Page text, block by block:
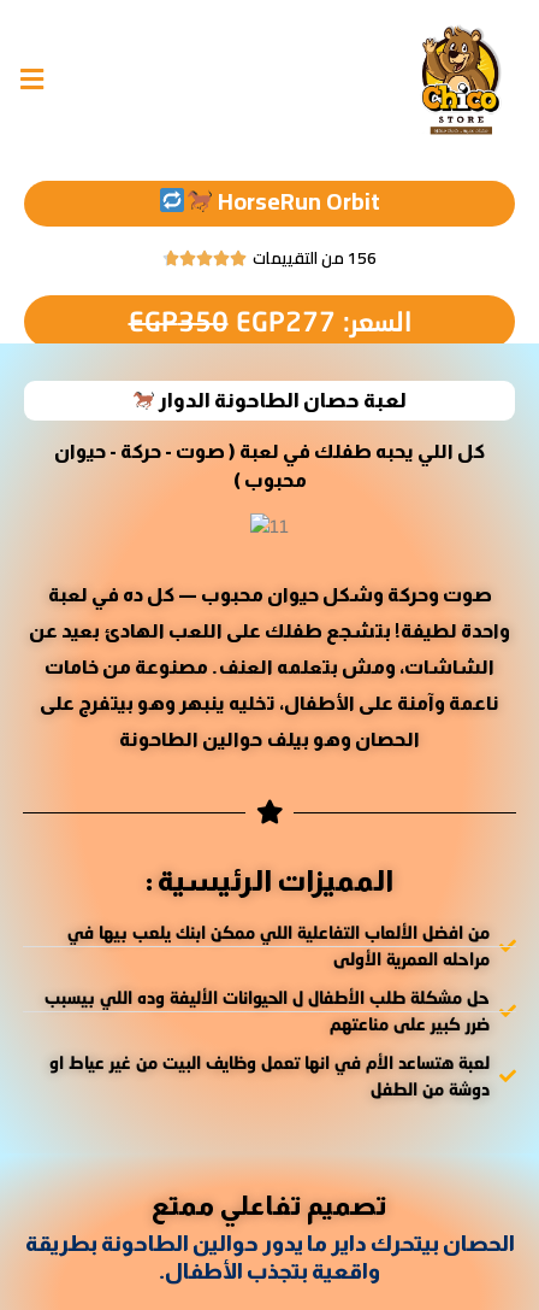
المحتوى
HorseRun Orbit
156 من التقييمات 




out
of
السعر: EGP350
السعر
الأصلي
هو:
EGP350.
EGP277
الحالي
هو:
EGP277.
لعبة حصان الطاحونة الدوار
كل اللي يحبه طفلك في لعبة ( صوت - حركة - حيوان
محبوب )
صوت وحركة وشكل حيوان محبوب — كل ده في لعبة
واحدة لطيفة! بتشجع طفلك على اللعب الهادئ بعيد عن
الشاشات، ومش بتعلمه العنف. مصنوعة من خامات
ناعمة وآمنة على الأطفال، تخليه ينبهر وهو بيتفرج على
الحصان وهو بيلف حوالين الطاحونة
المميزات الرئيسية :
من افضل الألعاب التفاعلية اللي ممكن ابنك يلعب بيها في
مراحله العمرية الأولى
حل مشكلة طلب الأطفال ل الحيوانات الأليفة وده اللي بيسبب
ضرر كبير على مناعتهم
لعبة هتساعد الأم في انها تعمل وظايف البيت من غير عياط او
دوشة من الطفل
تصميم تفاعلي ممتع
الحصان بيتحرك داير ما يدور حوالين الطاحونة بطريقة
واقعية بتجذب الأطفال.